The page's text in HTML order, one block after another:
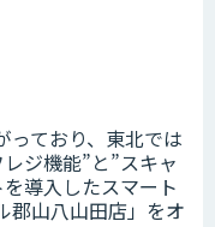
っており、東北では
ジ機能”と”スキャ
導入したスマート
郡山八山田店」をオ